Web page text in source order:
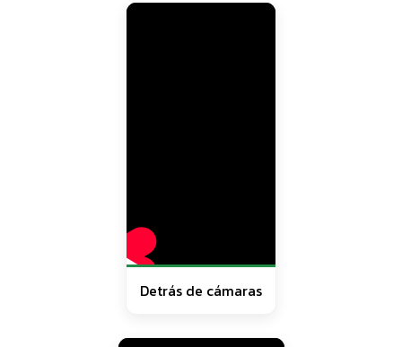
Detrás de cámaras